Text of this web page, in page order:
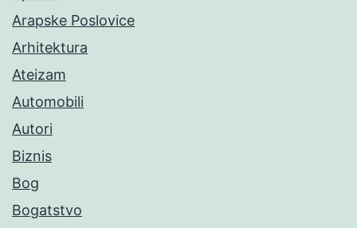
Arapske Poslovice
Arhitektura
Ateizam
Automobili
Autori
Biznis
Bog
Bogatstvo